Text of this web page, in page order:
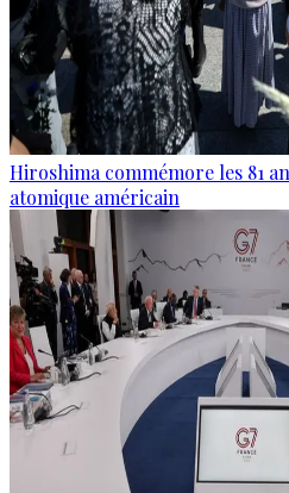
Hiroshima commémore les 81
atomique américain